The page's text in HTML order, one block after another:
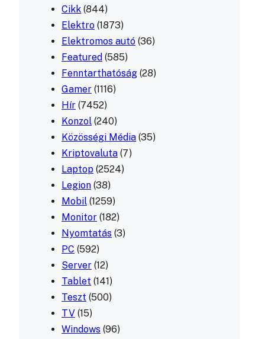
Cikk (844)
Elektro (1873)
Elektromos autó (36)
Featured (585)
Fenntarthatóság (28)
Gamer (1116)
Hír (7452)
Konzol (240)
Közösségi Média (35)
Kriptovaluta (7)
Laptop (2524)
Legion (38)
Mobil (1259)
Monitor (182)
Nyomtatás (3)
PC (592)
Server (12)
Tablet (141)
Teszt (500)
TV (15)
Windows (96)